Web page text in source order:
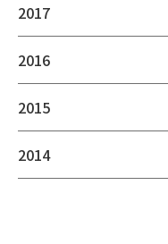
2017
2016
2015
2014